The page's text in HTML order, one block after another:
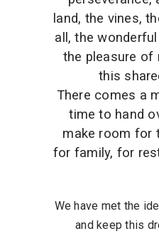
land, the vines,
all, the wonderful
the pleasure of
this
There comes a
time to hand
make room for
for family, for
We have met the
and keep this